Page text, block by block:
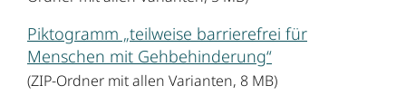
Piktogramm „teilweise barrierefrei für
Menschen mit Gehbehinderung“
(ZIP-Ordner mit allen Varianten, 8 MB)